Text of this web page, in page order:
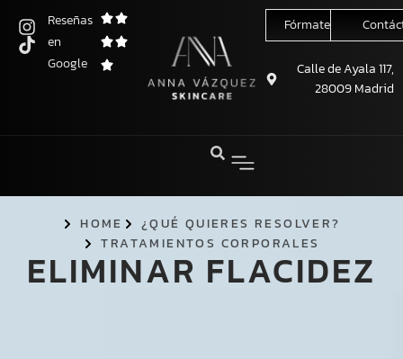
Saltar
Reseñas
en
Google
Fórmate conmigo
Calle de Ayala 117,
28009 Madrid
HOME
¿QUÉ QUIERES RESOLVER?
TRATAMIENTOS CORPORALES
ELIMINAR FLACIDEZ